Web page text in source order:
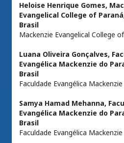
Heloise Henrique Gomes,
Evangelical College of
Brasil
Mackenzie Evangelical College
Luana Oliveira Gonçalves,
Evangélica Mackenzie do
Brasil
Faculdade Evangélica
Samya Hamad Mehanna,
Evangélica Mackenzie do
Brasil
Faculdade Evangélica